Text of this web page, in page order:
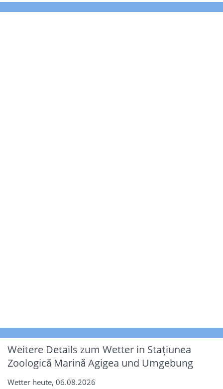
Weitere Details zum Wetter in Stațiunea
Zoologică Marină Agigea und Umgebung
Wetter heute, 06.08.2026